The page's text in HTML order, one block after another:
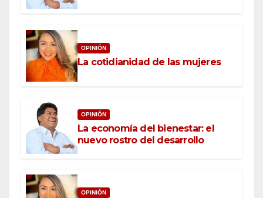
OPINIÓN
La cotidianidad de las mujeres
OPINIÓN
La economía del bienestar: el
nuevo rostro del desarrollo
OPINIÓN